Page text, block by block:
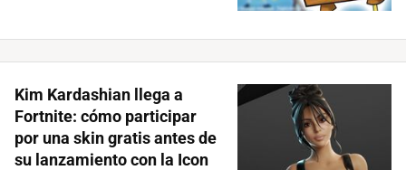
Kim Kardashian llega a
Fortnite: cómo participar
por una skin gratis antes de
su lanzamiento con la Icon